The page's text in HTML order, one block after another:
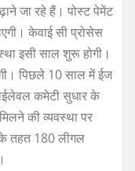
जा रहे हैं। पोस्ट पेमेंट
केवाई सी प्रोसेस
इसी साल शुरू होगी।
पिछले 10 साल में ईज
कमेटी सुधार के
की व्यवस्था पर
तहत 180 लीगल